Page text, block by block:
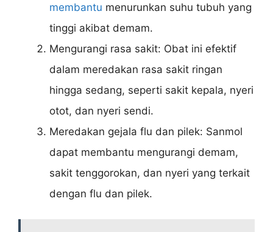
membantu menurunkan suhu tubuh yang
tinggi akibat demam.
Mengurangi rasa sakit: Obat ini efektif
dalam meredakan rasa sakit ringan
hingga sedang, seperti sakit kepala, nyeri
otot, dan nyeri sendi.
Meredakan gejala flu dan pilek: Sanmol
dapat membantu mengurangi demam,
sakit tenggorokan, dan nyeri yang terkait
dengan flu dan pilek.